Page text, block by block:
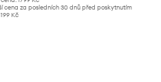
cena za posledních 30 dnů před poskytnutím
Kč